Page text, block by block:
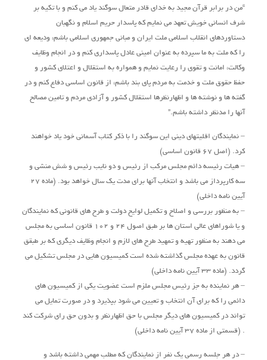
“من در برابر قرآن مجید به خدای قادر متعال سوگند یاد می کنم و با تکیه بر
شرف انسانی خویش تعهد می نمایم که پاسدار حریم اسلام و نگهبان
دستاوردهای انقلاب اسلامی ملت ایران و مبانی جمهوری اسلامی باشم، ودیعه ای
را که ملت به ما سپرده به عنوان امینی عادل پاسداری کنم و در انجام وظایف
وکالت، امانت و تقوی را رعایت نمایم و همواره به استقلال و اعتلای کشور و
حفظ حقوق ملت و خدمت به مردم پای بند باشم، از قانون اساسی دفاع کنم و در
گفته ها و نوشته ها و اظهارنظرها استقلال کشور و آزادی مردم و تامین مصالح
آنها را مدنظر داشته باشم.”
– نمایندگان اقلیتهای دینی این سوگند را با ذکر کتاب آسمانی خود یاد خواهند
کرد. (اصل 67 قانون اساسی)
– هیات رئیسه دائم مجلس مرکب از رئیس و دو نایب رئیس و شش منشی و
سه کارپرداز می باشد و انتخاب آنها برای مدت یک سال خواهد بود. (ماده 27
آیین نامه داخلی)
– به منظور بررسی و اصلاح و تکمیل لوایح دولت و طرح های قانونی که نمایندگان
و یا شوراهای عالی استان ها بر طبق اصول 24 و 102 قانون اساسی به مجلس
می دهند به منظور تهیه و تمهید طرح های لازم و انجام وظایف دیگری که بر طبقق
قانون به عهده مجلس گذاشته شده است کمیسیون هایی در مجلس تشکیل می
گردد. (ماده 33 آیین نامه داخلی)
– هر نماینده به جز رئیس مجلس ملزم است عضویت یکی از کمیسیون های
دائمی را که برای آن انتخاب و تعیین می شود بپذیرد و در صورت تمایل می
تواند در کمیسیون های دیگر مجلس با حق اظهارنظر و بدون حق رای شرکت کند
. (قسمتی از ماده 37 آیین نامه داخلی)
– در هر جلسه رسمی یک نفر از نمایندگان که مطلب مهمی داشته باشد و